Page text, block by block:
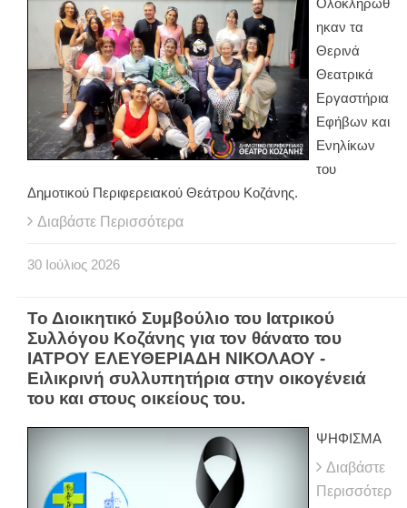
Ολοκληρώθ
ηκαν τα
Θερινά
Θεατρικά
Εργαστήρια
Εφήβων και
Ενηλίκων
του
Δημοτικού Περιφερειακού Θεάτρου Κοζάνης.
Διαβάστε Περισσότερα
30 Ιούλιος 2026
Το Διοικητικό Συμβούλιο του Ιατρικού
Συλλόγου Κοζάνης για τον θάνατο του
ΙΑΤΡΟΥ ΕΛΕΥΘΕΡΙΑΔΗ ΝΙΚΟΛΑΟΥ -
Ειλικρινή συλλυπητήρια στην οικογένειά
του και στους οικείους του.
ΨΗΦΙΣΜΑ
Διαβάστε
Περισσότερ